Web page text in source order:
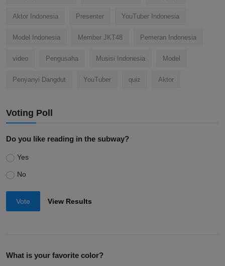
Aktor Indonesia Presenter YouTuber Indonesia
Model Indonesia Member JKT48 Pemeran Indonesia
video Pengusaha Musisi Indonesia Model
Penyanyi Dangdut YouTuber quiz Aktor
Voting Poll
Do you like reading in the subway?
Yes
No
Vote View Results
What is your favorite color?